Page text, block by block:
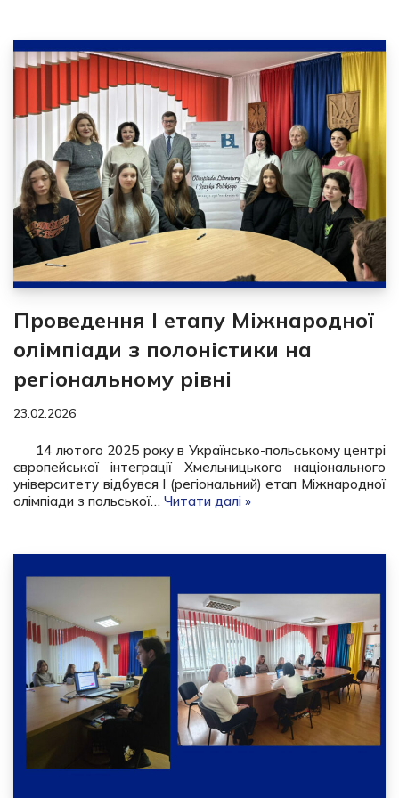
Проведення І етапу Міжнародної
олімпіади з полоністики на
регіональному рівні
23.02.2026
14 лютого 2025 року в Українсько-польському центрі
європейської інтеграції Хмельницького національного
університету відбувся І (регіональний) етап Міжнародної
олімпіади з польської… Читати далі »